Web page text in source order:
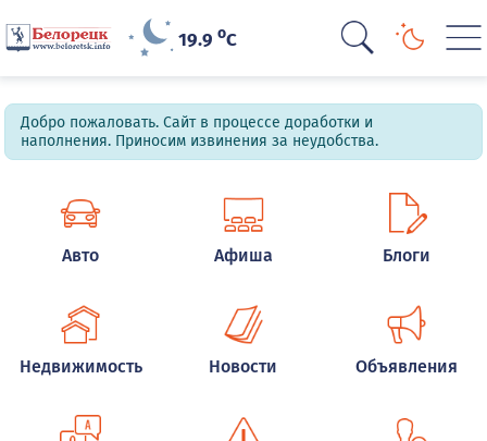
19.9oC
Добро пожаловать. Сайт в процессе доработки и
наполнения. Приносим извинения за неудобства.
Авто Афиша Блоги
Недвижимость Новости Объявления